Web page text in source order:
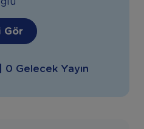
Gör
0 Gelecek Yayın